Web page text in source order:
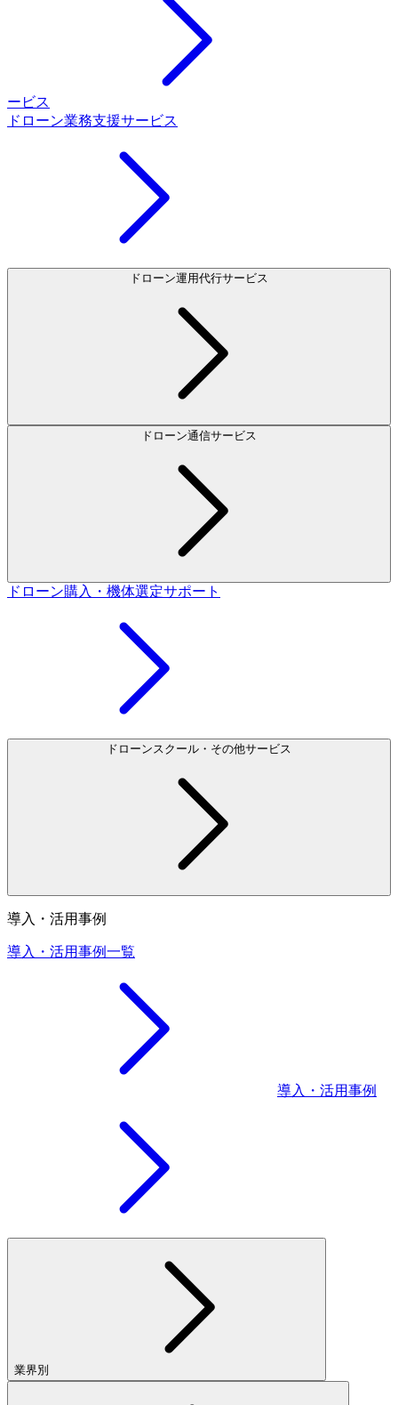
ービス
ドローン業務支援サービス
ドローン運用代行サービス
ドローン通信サービス
ドローン購入・機体選定サポート
ドローンスクール・その他サービス
導入・活用事例
導入・活用事例一覧
導入・活用事例
業界別